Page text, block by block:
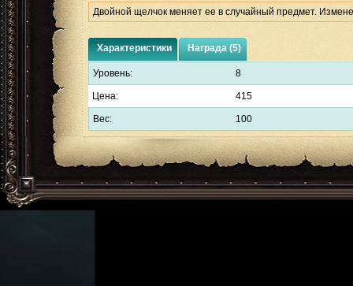
Двойной щелчок меняет ее в случайный предмет.
Характеристики Награда (5)
Уровень: 8
Цена: 415
Вес: 100